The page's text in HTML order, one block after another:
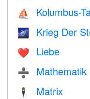
⛵️ Kolumbus-
🌌 Krieg Der
❤️️ Liebe
➗ Mathematik
🕴️ Matrix